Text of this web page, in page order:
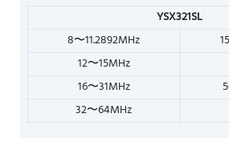
YSX321SL
8〜11.2892MHz
12〜15MHz
16〜31MHz
32〜64MHz